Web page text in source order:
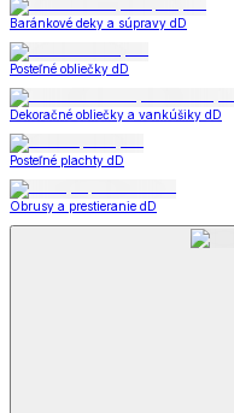
Baránkové deky a súpravy dD
Posteľné obliečky dD
Dekoračné obliečky a vankúšiky dD
Posteľné plachty dD
Obrusy a prestieranie dD